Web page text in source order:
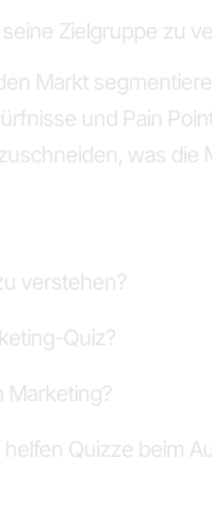
Zielgruppe zu
Markt
und Pain
was die
verstehen?
Quiz?
Marketing?
Quizze beim